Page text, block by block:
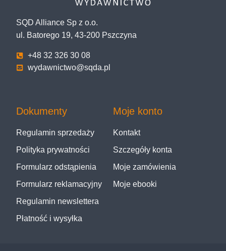
SQD Alliance Sp z o.o.
ul. Batorego 19, 43-200 Pszczyna
+48 32 326 30 08
wydawnictwo@sqda.pl
Dokumenty
Regulamin sprzedaży
Polityka prywatności
Formularz odstąpienia
Formularz reklamacyjny
Regulamin newslettera
Płatność i wysyłka
Moje konto
Kontakt
Szczegóły konta
Moje zamówienia
Moje ebooki